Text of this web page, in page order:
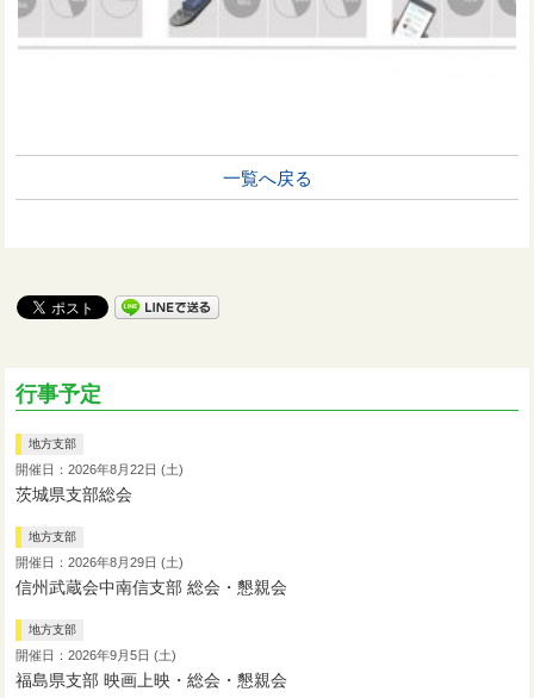
一覧へ戻る
行事予定
地方支部
開催日：2026年8月22日 (土)
茨城県支部総会
地方支部
開催日：2026年8月29日 (土)
信州武蔵会中南信支部 総会・懇親会
地方支部
開催日：2026年9月5日 (土)
福島県支部 映画上映・総会・懇親会